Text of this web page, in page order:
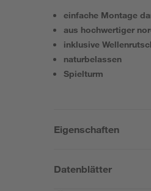
einfache Montage
aus hochwertiger
inklusive
naturbelassen
Spielturm
Eigenschaften
Datenblätter